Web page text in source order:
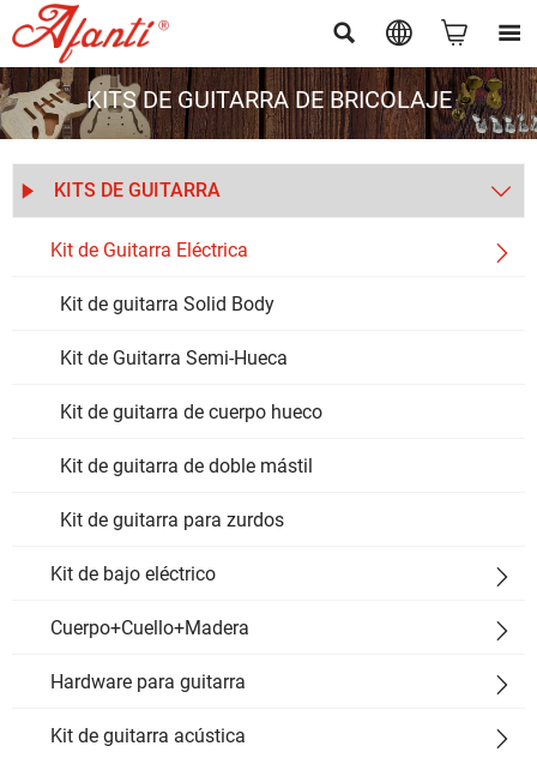
   
KITS DE GUITARRA DE BRICOLAJE
 KITS DE GUITARRA 
Kit de Guitarra Eléctrica 
Kit de guitarra Solid Body
Kit de Guitarra Semi-Hueca
Kit de guitarra de cuerpo hueco
Kit de guitarra de doble mástil
Kit de guitarra para zurdos
Kit de bajo eléctrico 
Cuerpo+Cuello+Madera 
Hardware para guitarra 
Kit de guitarra acústica 